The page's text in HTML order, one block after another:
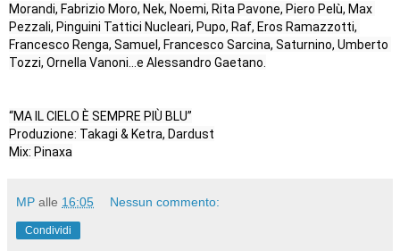
Morandi, Fabrizio Moro, Nek, Noemi, Rita Pavone, Piero Pelù, Max
Pezzali, Pinguini Tattici Nucleari, Pupo, Raf, Eros Ramazzotti,
Francesco Renga, Samuel, Francesco Sarcina, Saturnino, Umberto
Tozzi, Ornella Vanoni...e Alessandro Gaetano.
“MA IL CIELO È SEMPRE PIÙ BLU”
Produzione: Takagi & Ketra, Dardust
Mix: Pinaxa
MP alle 16:05 Nessun commento:
Condividi